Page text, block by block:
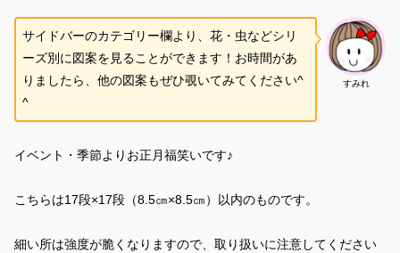
すみれ
サイドバーのカテゴリー欄より、花・虫などシリ
ーズ別に図案を見ることができます！お時間があ
りましたら、他の図案もぜひ覗いてみてください^
^
イベント・季節よりお正月福笑いです♪
こちらは17段×17段（8.5㎝×8.5㎝）以内のものです。
細い所は強度が脆くなりますので、取り扱いに注意してください